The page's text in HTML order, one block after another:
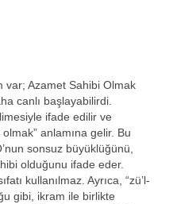
var; Azamet Sahibi Olmak
canlı başlayabilirdi.
ifade edilir ve
anlamına gelir. Bu
sonsuz büyüklüğünü,
olduğunu ifade eder.
kullanılmaz. Ayrıca, “zü’l-
gibi, ikram ile birlikte